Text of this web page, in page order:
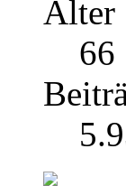
Alter
66